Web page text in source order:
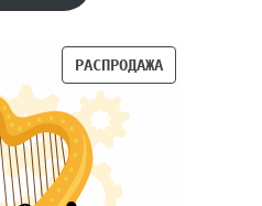
РАСПРОДАЖА